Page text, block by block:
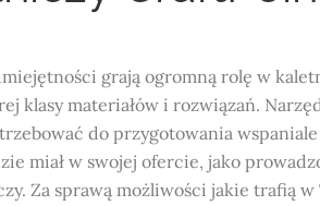
grają ogromną rolę w
klasy materiałów i rozwiązań.
do przygotowania wspaniale
miał w swojej ofercie, jako
Za sprawą możliwości jakie trafią w